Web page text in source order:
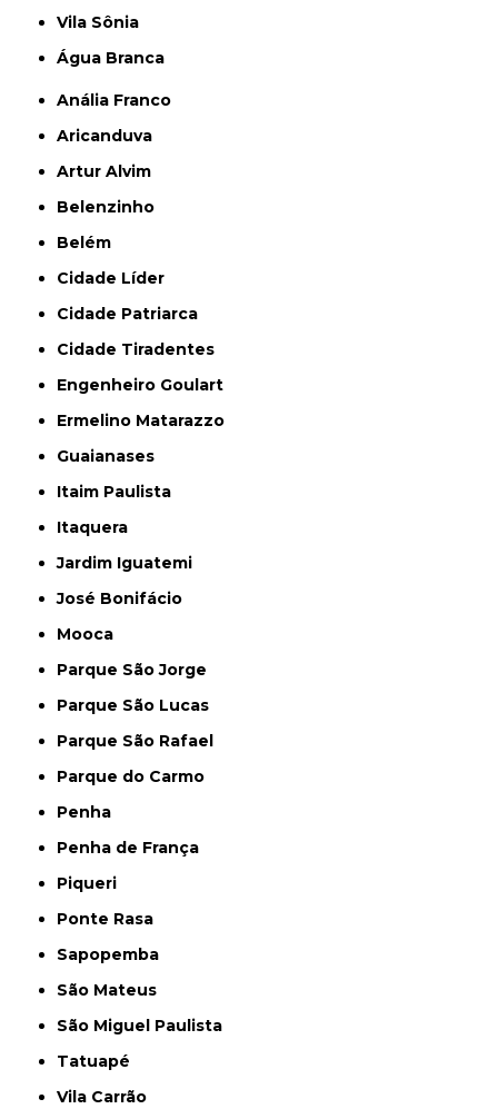
Vila Sônia
Água Branca
Anália Franco
Aricanduva
Artur Alvim
Belenzinho
Belém
Cidade Líder
Cidade Patriarca
Cidade Tiradentes
Engenheiro Goulart
Ermelino Matarazzo
Guaianases
Itaim Paulista
Itaquera
Jardim Iguatemi
José Bonifácio
Mooca
Parque São Jorge
Parque São Lucas
Parque São Rafael
Parque do Carmo
Penha
Penha de França
Piqueri
Ponte Rasa
Sapopemba
São Mateus
São Miguel Paulista
Tatuapé
Vila Carrão